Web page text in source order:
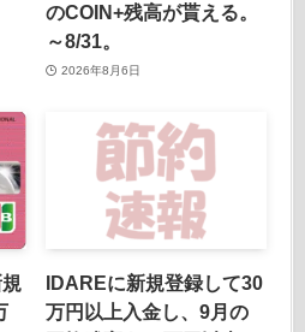
のCOIN+残高が貰える。
～8/31。
2026年8月6日
IDAREに新規登録して30
万円以上入金し、9月の